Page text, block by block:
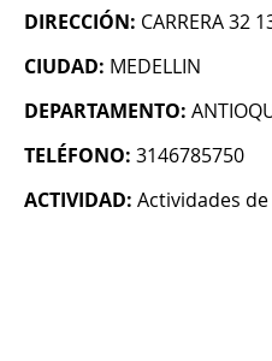
DIRECCIÓN: CARRERA 32
CIUDAD: MEDELLIN
DEPARTAMENTO:
TELÉFONO: 3146785750
ACTIVIDAD: Actividades